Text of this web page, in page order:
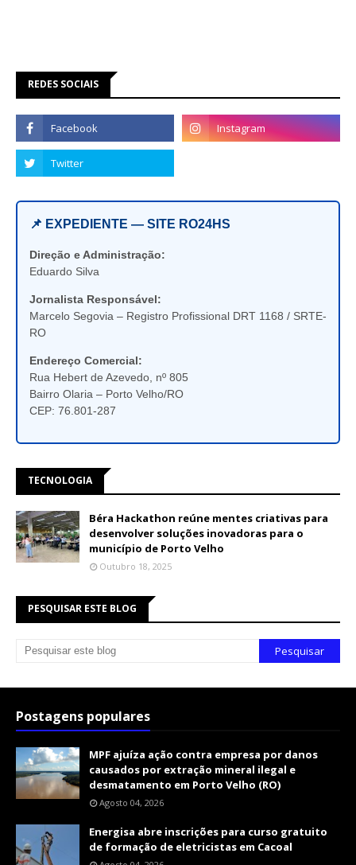
REDES SOCIAIS
📌 EXPEDIENTE — SITE RO24HS
Direção e Administração:
Eduardo Silva
Jornalista Responsável:
Marcelo Segovia – Registro Profissional DRT 1168 / SRTE-
RO
Endereço Comercial:
Rua Hebert de Azevedo, nº 805
Bairro Olaria – Porto Velho/RO
CEP: 76.801-287
TECNOLOGIA
Béra Hackathon reúne mentes criativas para
desenvolver soluções inovadoras para o
município de Porto Velho
Outubro 18, 2025
PESQUISAR ESTE BLOG
Postagens populares
MPF ajuíza ação contra empresa por danos
causados por extração mineral ilegal e
desmatamento em Porto Velho (RO)
Agosto 04, 2026
Energisa abre inscrições para curso gratuito
de formação de eletricistas em Cacoal